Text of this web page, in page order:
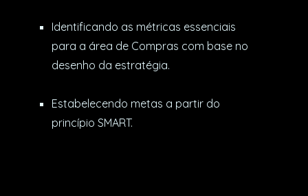
Identificando as métricas essenciais
para a área de Compras com base no
desenho da estratégia.
Estabelecendo metas a partir do
princípio SMART.